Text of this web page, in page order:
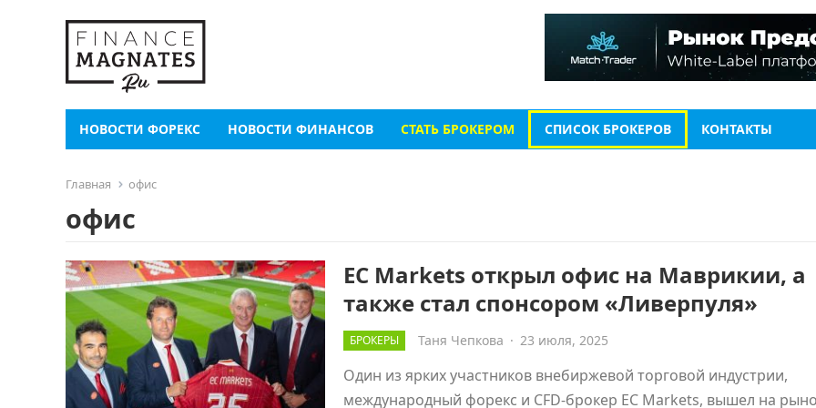
НОВОСТИ ФОРЕКС НОВОСТИ ФИНАНСОВ СТАТЬ БРОКЕРОМ СПИСОК БРОКЕРОВ КОНТАКТЫ
Главная офис
офис
EC Markets открыл офис на Маврикии, а
также стал спонсором «Ливерпуля»
БРОКЕРЫ Таня Чепкова · 23 июля, 2025
Один из ярких участников внебиржевой торговой индустрии,
международный форекс и CFD-брокер EC Markets, вышел на